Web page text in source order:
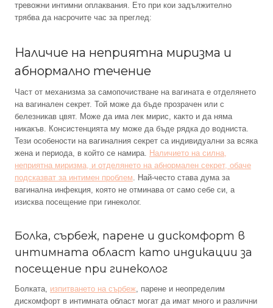
тревожни интимни оплаквания. Ето при кои задължително
трябва да насрочите час за преглед:
Наличие на неприятна миризма и
абнормално течение
Част от механизма за самопочистване на вагината е отделянето
на вагинален секрет. Той може да бъде прозрачен или с
белезникав цвят. Може да има лек мирис, както и да няма
никакъв. Консистенцията му може да бъде рядка до водниста.
Тези особености на вагиналния секрет са индивидуални за всяка
жена и периода, в който се намира. Наличието на силна,
неприятна миризма, и отделянето на абнормален секрет, обаче
подсказват за интимен проблем. Най-често става дума за
вагинална инфекция, която не отминава от само себе си, а
изисква посещение при гинеколог.
Болка, сърбеж, парене и дискомфорт в
интимната област като индикации за
посещение при гинеколог
Болката, изпитването на сърбеж, парене и неопределим
дискомфорт в интимната област могат да имат много и различни